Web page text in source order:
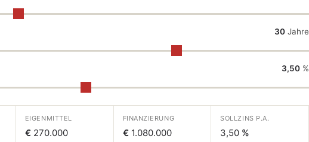
30 Jahre
3,50 %
EIGENMITTEL
€ 270.000
FINANZIERUNG
€ 1.080.000
SOLLZINS P.A.
3,50 %